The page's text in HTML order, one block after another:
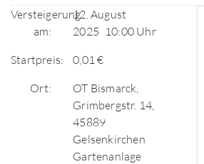
Versteigerung
am:
12. August
2025 10:00 Uhr
Startpreis:
0,01 €
Ort:
OT Bismarck,
Grimbergstr. 14,
45889
Gelsenkirchen
Gartenanlage